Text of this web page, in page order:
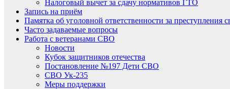
Налоговый вычет за сдачу нормативов ГТО
Запись на приём
Памятка об уголовной ответственности за преступления
Часто задаваемые вопросы
Работа с ветеранами СВО
Новости
Кубок защитников отечества
Постановление №197 Дети СВО
СВО Ук-235
Меры поддержки